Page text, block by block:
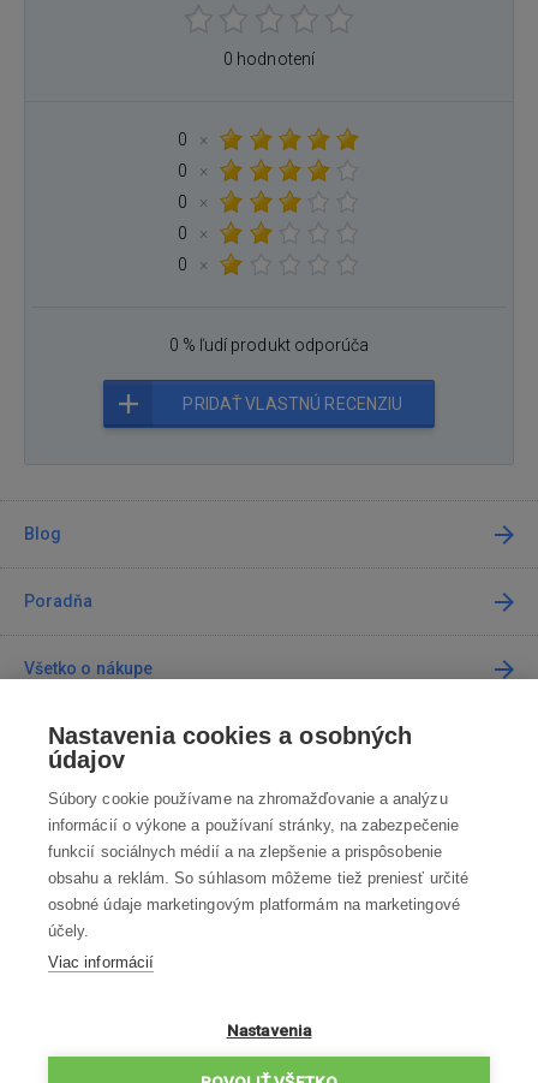
0 hodnotení
0
×
0
×
0
×
0
×
0
×
0 % ľudí produkt odporúča
PRIDAŤ VLASTNÚ RECENZIU
Blog
Poradňa
Všetko o nákupe
Predajne
Kontakt
Kontaktujte nás
info@robotworld.sk
02 / 205 103 00
Nastavenia cookies a osobných
údajov
Súbory cookie používame na zhromažďovanie a analýzu
informácií o výkone a používaní stránky, na zabezpečenie
funkcií sociálnych médií a na zlepšenie a prispôsobenie
obsahu a reklám. So súhlasom môžeme tiež preniesť určité
osobné údaje marketingovým platformám na marketingové
účely.
Viac informácií
Nastavenia